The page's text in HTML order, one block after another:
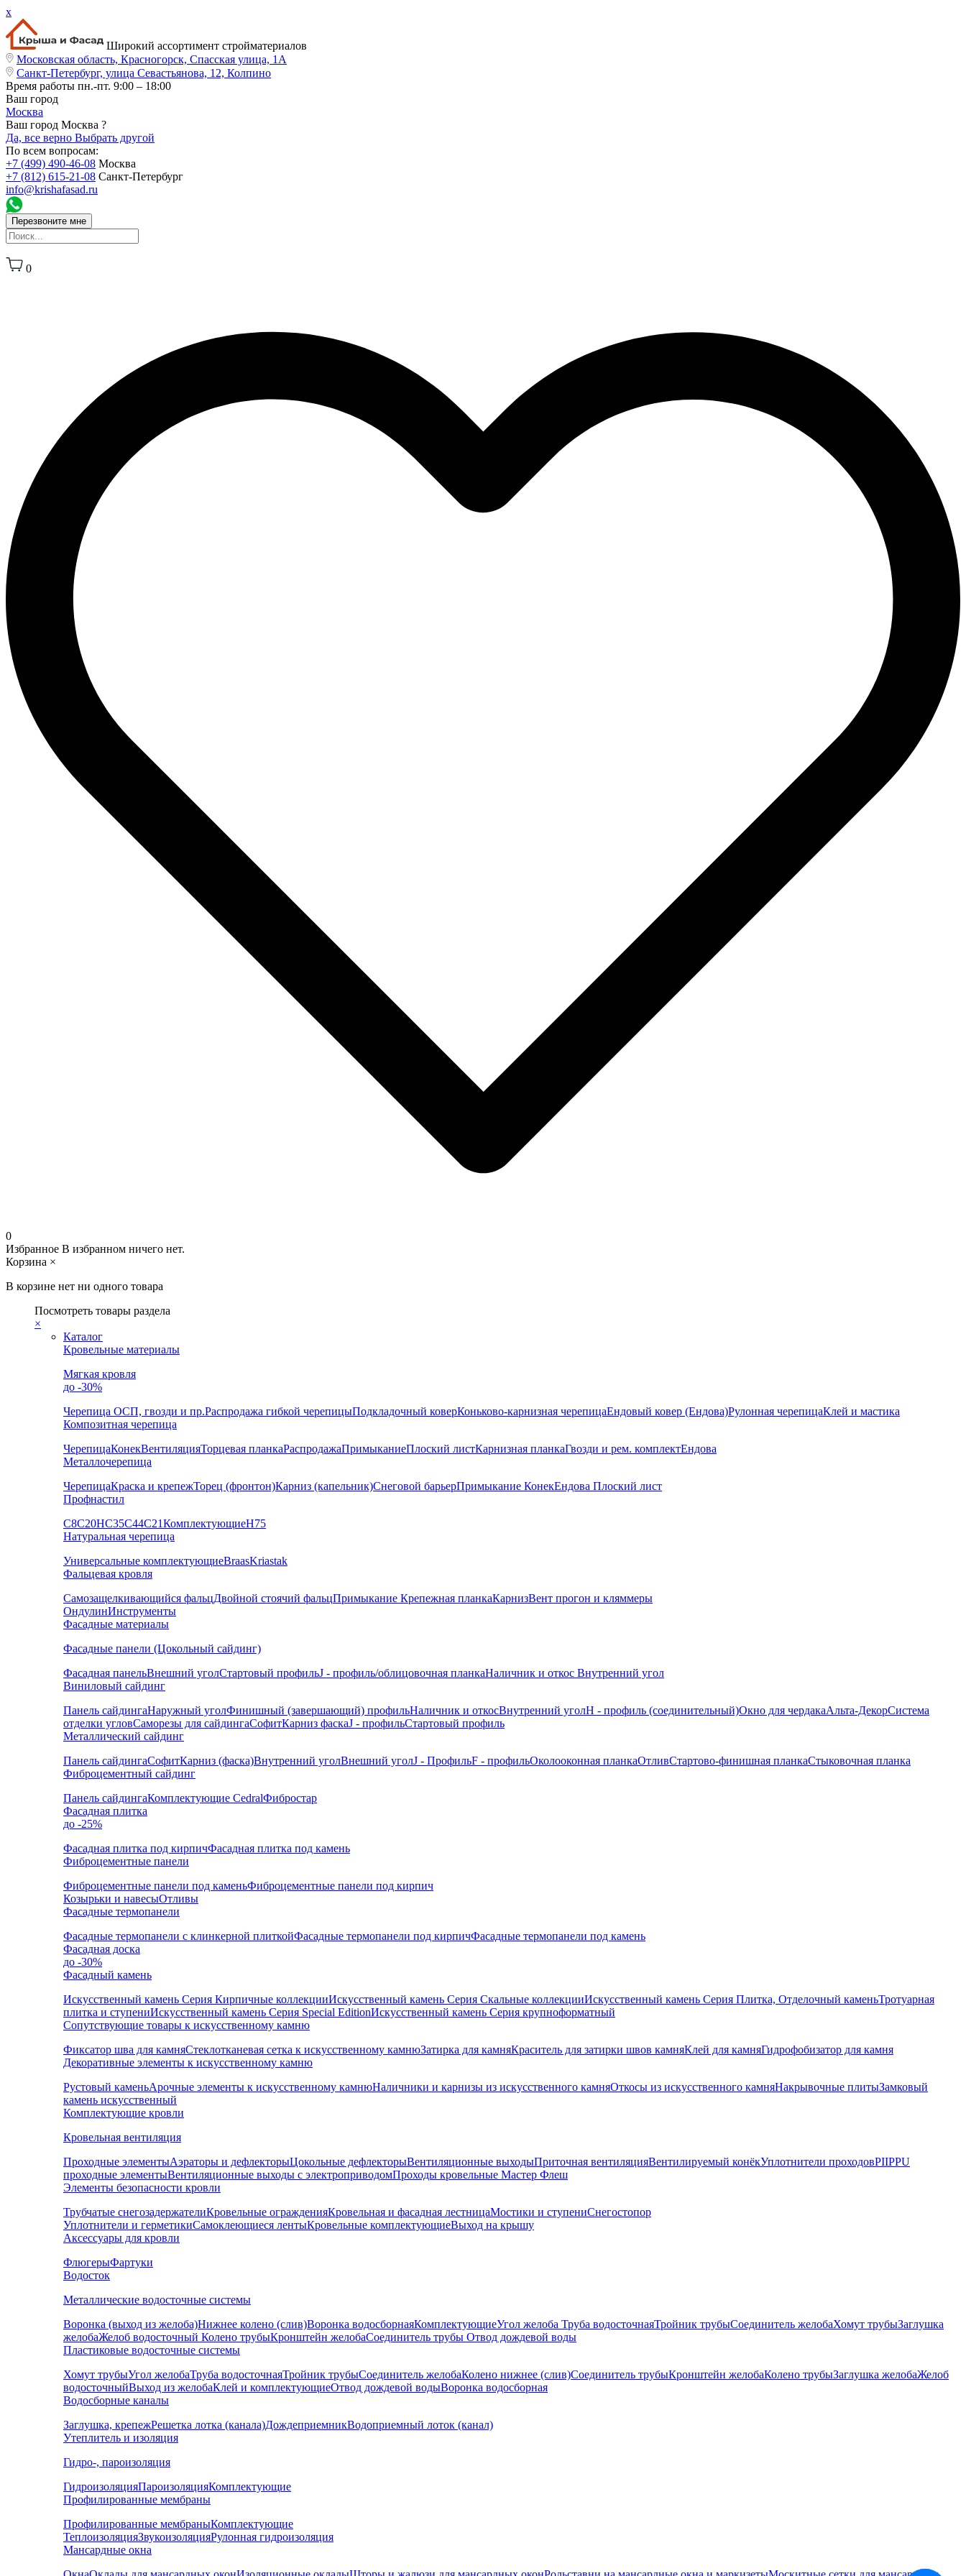
x
Широкий ассортимент стройматериалов
Московская область, Красногорск, Спасская улица, 1А
Санкт-Петербург, улица Севастьянова, 12, Колпино
Время работы пн.-пт. 9:00 – 18:00
Ваш город
Москва
Ваш город Москва ?
Да, все верно Выбрать другой
По всем вопросам:
+7 (499) 490-46-08 Москва
+7 (812) 615-21-08 Санкт-Петербург
info@krishafasad.ru
Перезвоните мне
0
0
Избранное В избранном ничего нет.
Корзина ×
В корзине нет ни одного товара
Посмотреть товары раздела
×
Каталог
Кровельные материалы
Мягкая кровля
до -30%
Черепица ОСП, гвозди и пр.Распродажа гибкой черепицыПодкладочный коверКоньково-карнизная черепицаЕндовый ковер (Ендова)Рулонная черепицаКлей и мастика
Композитная черепица
ЧерепицаКонекВентиляцияТорцевая планкаРаспродажаПримыканиеПлоский листКарнизная планкаГвозди и рем. комплектЕндова
Металлочерепица
ЧерепицаКраска и крепежТорец (фронтон)Карниз (капельник)Снеговой барьерПримыкание КонекЕндова Плоский лист
Профнастил
С8С20НС35С44С21КомплектующиеН75
Натуральная черепица
Универсальные комплектующиеBraasKriastak
Фальцевая кровля
Самозащелкивающийся фальцДвойной стоячий фальцПримыкание Крепежная планкаКарнизВент прогон и кляммеры
ОндулинИнструменты
Фасадные материалы
Фасадные панели (Цокольный сайдинг)
Фасадная панельВнешний уголСтартовый профильJ - профиль/облицовочная планкаНаличник и откос Внутренний угол
Виниловый сайдинг
Панель сайдингаНаружный уголФинишный (завершающий) профильНаличник и откосВнутренний уголH - профиль (соединительный)Окно для чердакаАльта-ДекорСистема
отделки угловСаморезы для сайдингаСофитКарниз фаскаJ - профильСтартовый профиль
Металлический сайдинг
Панель сайдингаСофитКарниз (фаска)Внутренний уголВнешний уголJ - ПрофильF - профильОколооконная планкаОтливСтартово-финишная планкаСтыковочная планка
Фиброцементный сайдинг
Панель сайдингаКомплектующие CedralФибростар
Фасадная плитка
до -25%
Фасадная плитка под кирпичФасадная плитка под камень
Фиброцементные панели
Фиброцементные панели под каменьФиброцементные панели под кирпич
Козырьки и навесыОтливы
Фасадные термопанели
Фасадные термопанели с клинкерной плиткойФасадные термопанели под кирпичФасадные термопанели под камень
Фасадная доска
до -30%
Фасадный камень
Искусственный камень Серия Кирпичные коллекцииИскусственный камень Серия Скальные коллекцииИскусственный камень Серия Плитка, Отделочный каменьТротуарная
плитка и ступениИскусственный камень Серия Special EditionИскусственный камень Серия крупноформатный
Сопутствующие товары к искусственному камню
Фиксатор шва для камняСтеклотканевая сетка к искусственному камнюЗатирка для камняКраситель для затирки швов камняКлей для камняГидрофобизатор для камня
Декоративные элементы к искусственному камню
Рустовый каменьАрочные элементы к искусственному камнюНаличники и карнизы из искусственного камняОткосы из искусственного камняНакрывочные плитыЗамковый
камень искусственный
Комплектующие кровли
Кровельная вентиляция
Проходные элементыАэраторы и дефлекторыЦокольные дефлекторыВентиляционные выходыПриточная вентиляцияВентилируемый конёкУплотнители проходовPIIPPU
проходные элементыВентиляционные выходы с электроприводомПроходы кровельные Мастер Флеш
Элементы безопасности кровли
Трубчатые снегозадержателиКровельные огражденияКровельная и фасадная лестницаМостики и ступениСнегостопор
Уплотнители и герметикиСамоклеющиеся лентыКровельные комплектующиеВыход на крышу
Аксессуары для кровли
ФлюгерыФартуки
Водосток
Металлические водосточные системы
Воронка (выход из желоба)Нижнее колено (слив)Воронка водосборнаяКомплектующиеУгол желоба Труба водосточнаяТройник трубыСоединитель желобаХомут трубыЗаглушка
желобаЖелоб водосточный Колено трубыКронштейн желобаСоединитель трубы Отвод дождевой воды
Пластиковые водосточные системы
Хомут трубыУгол желобаТруба водосточнаяТройник трубыСоединитель желобаКолено нижнее (слив)Соединитель трубыКронштейн желобаКолено трубыЗаглушка желобаЖелоб
водосточныйВыход из желобаКлей и комплектующиеОтвод дождевой водыВоронка водосборная
Водосборные каналы
Заглушка, крепежРешетка лотка (канала)ДождеприемникВодоприемный лоток (канал)
Утеплитель и изоляция
Гидро-, пароизоляция
ГидроизоляцияПароизоляцияКомплектующие
Профилированные мембраны
Профилированные мембраныКомплектующие
ТеплоизоляцияЗвукоизоляцияРулонная гидроизоляция
Мансардные окна